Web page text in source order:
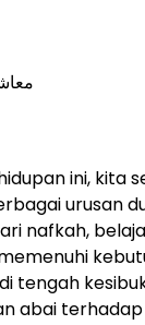
ini, kita
urusan
nafkah,
tengah
abai